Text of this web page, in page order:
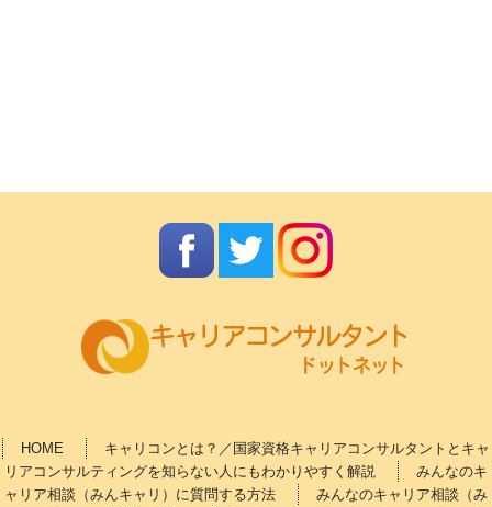
HOME
キャリコンとは？／国家資格キャリアコンサルタントとキャ
リアコンサルティングを知らない人にもわかりやすく解説
みんなのキ
ャリア相談（みんキャリ）に質問する方法
みんなのキャリア相談（み